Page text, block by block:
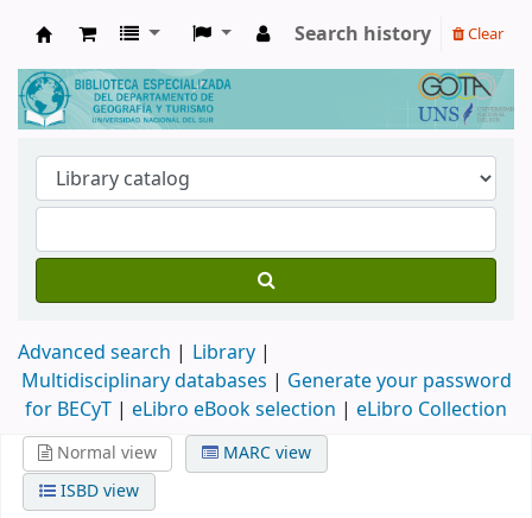
Biblioteca de Geografía y Turismo
Search history Clear
Advanced search
Library
Multidisciplinary databases | Generate your password
for BECyT | eLibro eBook selection | eLibro Collection
Normal view
MARC view
ISBD view